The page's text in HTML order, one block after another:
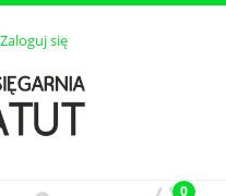
Zaloguj się